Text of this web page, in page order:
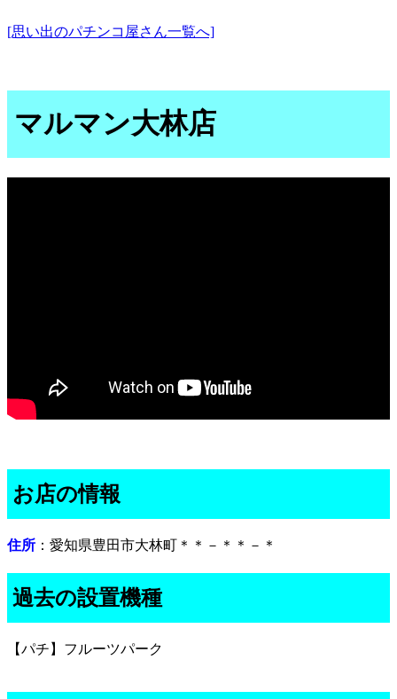
[思い出のパチンコ屋さん一覧へ]
マルマン大林店
お店の情報
住所 ：愛知県豊田市大林町＊＊－＊＊－＊
過去の設置機種
【パチ】フルーツパーク